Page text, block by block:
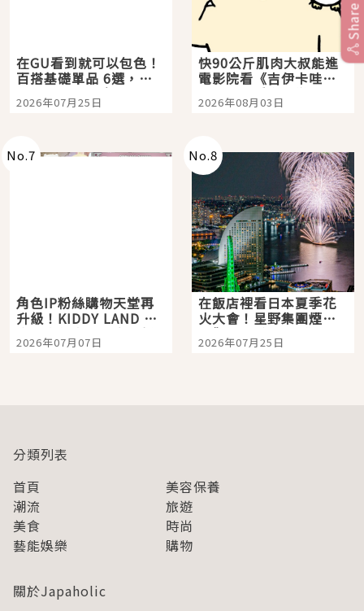
在GU看到就可以包色！
百搭基礎單品 6選，閉
眼全收也不心疼
2026年07月25日
快90公斤肌肉大叔能進
電影院看《吉伊卡哇》
嗎？日本重金屬樂團
「打首」會長與nagano
2026年08月03日
No.7
角色IP粉絲購物天堂再
升級！KIDDY LAND 原
宿店吉伊卡哇迎客，新
開幕 OMOKADO 店3分
2026年07月07日
No.8
在飯店裡看日本夏季花
火大會！星野集團煙火
景觀飯店6選，讓你不用
人擠人悠閒欣賞
2026年07月25日
Share
分類列表
首頁
美容保養
潮流
旅遊
美食
時尚
藝能娛樂
購物
關於Japaholic